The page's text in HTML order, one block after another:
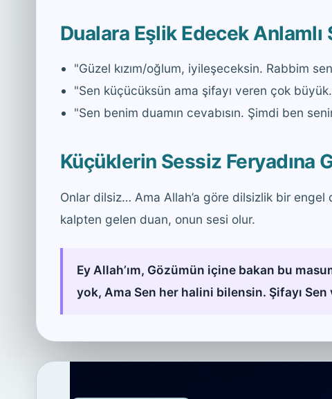
Dualara Eşlik Edecek Anlamlı
"Güzel kızım/oğlum, iyileşeceksin. Rabbim
"Sen küçücüksün ama şifayı veren çok
"Sen benim duamın cevabısın. Şimdi ben
Küçüklerin Sessiz Feryadına
Onlar dilsiz… Ama Allah’a göre dilsizlik bir engel
kalpten gelen duan, onun sesi olur.
Ey Allah’ım, Gözümün içine bakan bu
yok, Ama Sen her halini bilensin. Şifayı Sen